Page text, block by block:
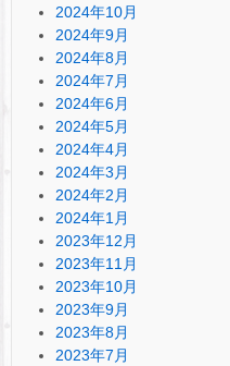
2024年10月
2024年9月
2024年8月
2024年7月
2024年6月
2024年5月
2024年4月
2024年3月
2024年2月
2024年1月
2023年12月
2023年11月
2023年10月
2023年9月
2023年8月
2023年7月